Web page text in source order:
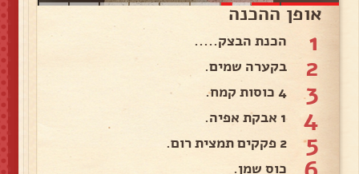
אופן ההכנה
1 הכנת הבצק.....
2 בקערה שמים.
3 4 כוסות קמח.
4 1 אבקת אפיה.
5 2 פקקים תמצית רום.
כוס שמן.